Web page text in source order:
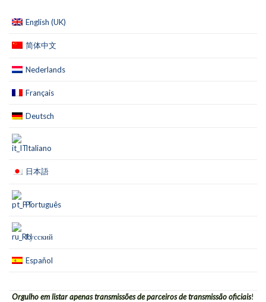
English (UK)
简体中文
Nederlands
Français
Deutsch
Italiano
日本語
Português
Русский
Español
Orgulho em listar apenas transmissões de parceiros de transmissão oficiais!